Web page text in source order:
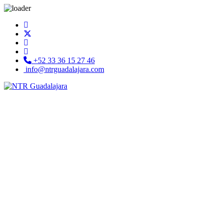
+52 33 36 15 27 46
info@ntrguadalajara.com